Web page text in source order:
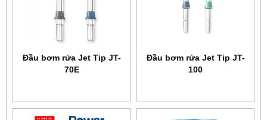
Đầu bơm rửa Jet Tip JT-
70E
Đầu bơm rửa Jet Tip JT-
100